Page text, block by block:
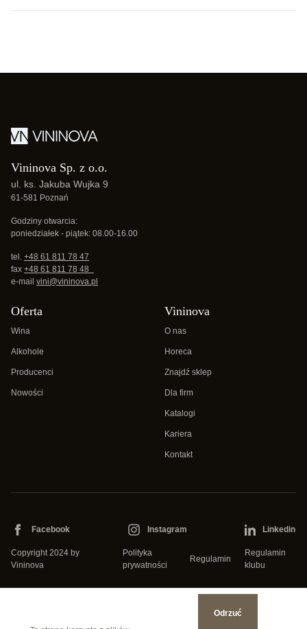
Vininova Sp. z o.o.
ul. ks. Jakuba Wujka 9
61-581 Poznań
Godziny otwarcia:
poniedziałek - piątek: 08.00-16.00
tel. +48 61 811 78 47
fax +48 61 811 78 48
e-mail vini@vininova.pl
Oferta
Wina
Alkohole
Producenci
Nowości
Vininova
O nas
Horeca
Znajdź sklep
Dla firm
Katalogi
Kariera
Kontakt
Copyright 2024 by
Vininova
Polityka
prywatności
Regulamin
Regulamin
klubu
Facebook Instagram Linkedin
Odrzuć